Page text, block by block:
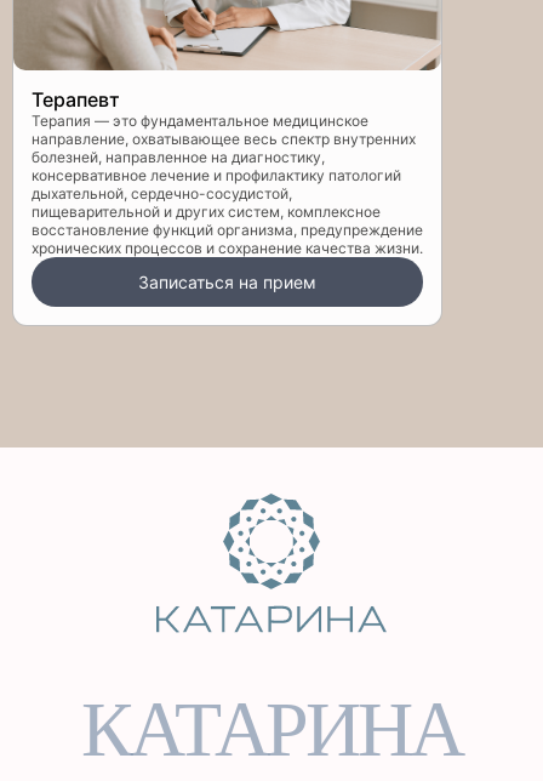
Терапевт
Терапия — это фундаментальное медицинское
направление, охватывающее весь спектр внутренних
болезней, направленное на диагностику,
консервативное лечение и профилактику патологий
дыхательной, сердечно-сосудистой,
пищеварительной и других систем, комплексное
восстановление функций организма, предупреждение
хронических процессов и сохранение качества жизни.
Записаться на прием
КАТАРИНА